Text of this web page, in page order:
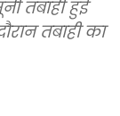
तबाही हुई
तबाही का